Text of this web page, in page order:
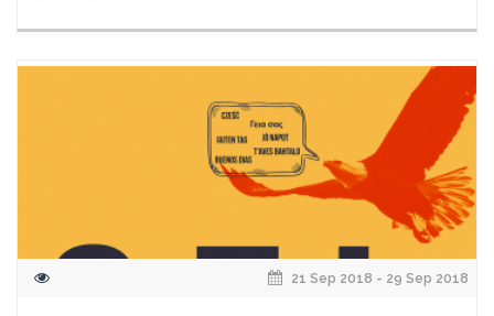
21 Sep 2018 - 29 Sep 2018